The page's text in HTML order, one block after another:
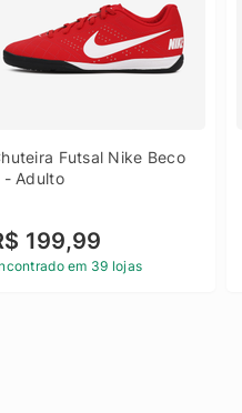
Futsal Nike Beco
- Adulto
199,99
em 39 lojas